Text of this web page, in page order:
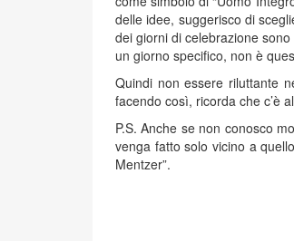
delle idee, suggerisco di
dei giorni di celebrazione
un giorno specifico, non è
Quindi non essere riluttante
facendo così, ricorda che c’è
P.S. Anche se non conosco
venga fatto solo vicino a
Mentzer”.